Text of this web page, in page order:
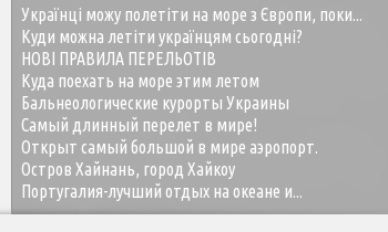
Українці можу полетіти на море з Європи, поки...
Куди можна летіти українцям сьогодні?
НОВІ ПРАВИЛА ПЕРЕЛЬОТІВ
Куда поехать на море этим летом
Бальнеологические курорты Украины
Самый длинный перелет в мире!
Открыт самый большой в мире аэропорт.
Остров Хайнань, город Хайкоу
Португалия-лучший отдых на океане и...